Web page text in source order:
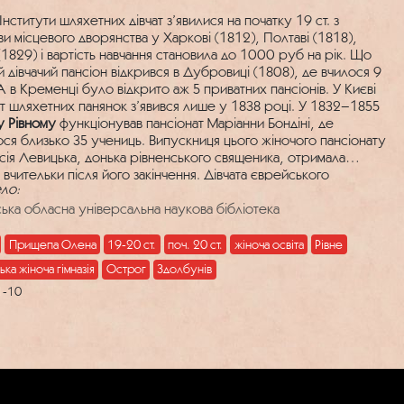
шляхетних дівчат з’явилися на початку 19 ст. з
місцевого дворянства у Харкові (1812), Полтаві (1818),
і вартість навчання становила до 1000 руб на рік. Що
пансіон відкрився в Дубровиці (1808), де вчилося 9
А в Кременці було відкрито аж 5 приватних пансіонів. У Києві
шляхетних панянок з’явився лише у 1838 році. У 1832–1855
Рівному функціонував пансіонат Маріанни Бондіні, де
близько 35 учениць. Випускниця цього жіночого пансіонату
Левицька, донька рівненського священика, отримала
після його закінчення. Дівчата єврейського
також навчалися у цьому навчальному закладі. Дівчата
початкову освіту при Свято-Воскресенському
училища графа Блудова в Острозі . У Здолбунові
жіноча гімназія баронеси фон Таубе.Рівненська жіноча
відкрита у 1900 році. В різні часи вона розміщувалася у
по вулиці Шосейній (навпроти Свято-
а зрештою – у будівлі по теперішній вулиці Героїв
Дівчата навчалися в ній до 1920 року. Надалі суспільство
обласна універсальна наукова бібліотека
Прищепа Олена 19-20 ст. поч. 20 ст. жіноча освіта
Рівне
жіноча гімназія
Острог
Здолбунів
10